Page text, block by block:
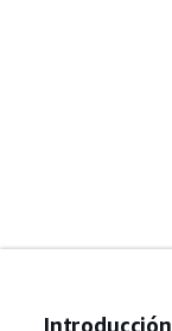
Introducción